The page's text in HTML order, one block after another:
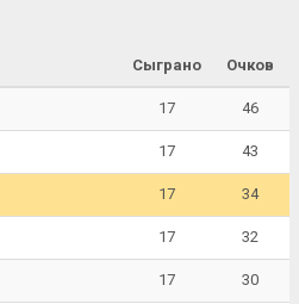
Сыграно Очков
17 46
17 43
17 34
17 32
17 30